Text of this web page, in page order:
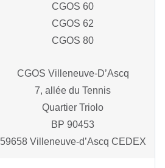
CGOS 60
CGOS 62
CGOS 80
CGOS Villeneuve-D’Ascq
7, allée du Tennis
Quartier Triolo
BP 90453
59658 Villeneuve-d’Ascq CEDEX